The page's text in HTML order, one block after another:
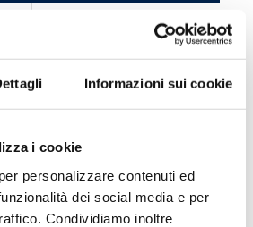
Informazioni sui cookie
i cookie
personalizzare contenuti ed
dei social media e per
Condividiamo inoltre
G 1 1/2 M - G 1 F
G 1 1/2 M - G 1 F
G 1 1/2 M - G 1 F